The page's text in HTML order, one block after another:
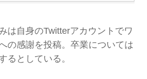
は自身のTwitterアカウントでワ
の感謝を投稿。卒業については
るとしている。